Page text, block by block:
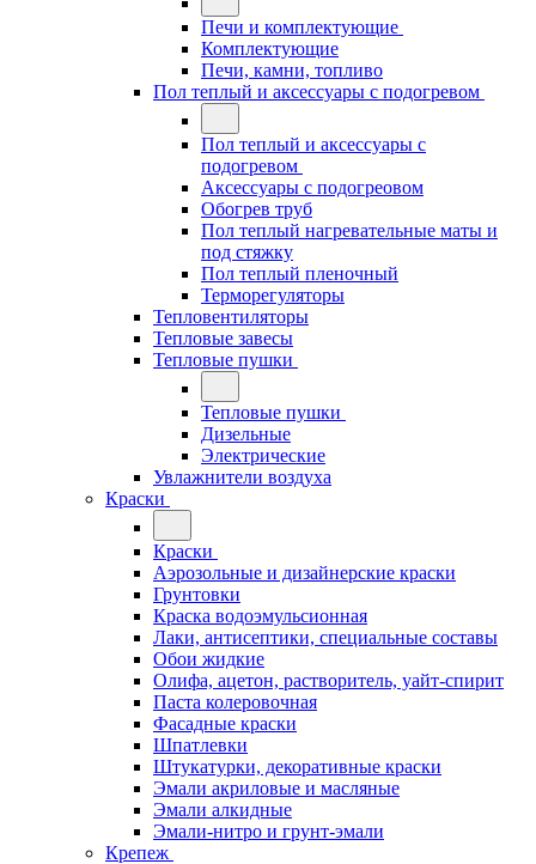
Печи и комплектующие
Комплектующие
Печи, камни, топливо
Пол теплый и аксессуары с подогревом
Пол теплый и аксессуары с
подогревом
Аксессуары с подогреовом
Обогрев труб
Пол теплый нагревательные маты и
под стяжку
Пол теплый пленочный
Терморегуляторы
Тепловентиляторы
Тепловые завесы
Тепловые пушки
Тепловые пушки
Дизельные
Электрические
Увлажнители воздуха
Краски
Краски
Аэрозольные и дизайнерские краски
Грунтовки
Краска водоэмульсионная
Лаки, антисептики, специальные составы
Обои жидкие
Олифа, ацетон, растворитель, уайт-спирит
Паста колеровочная
Фасадные краски
Шпатлевки
Штукатурки, декоративные краски
Эмали акриловые и масляные
Эмали алкидные
Эмали-нитро и грунт-эмали
Крепеж